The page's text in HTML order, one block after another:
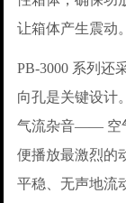
让箱体产生震动。
PB-3000 系列还
向孔是关键设计
气流杂音—— 空
便播放最激烈的
平稳、无声地流